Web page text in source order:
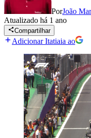
PorJoão
Atualizado há 1 ano
Compartilhar
Adicionar Itatiaia ao